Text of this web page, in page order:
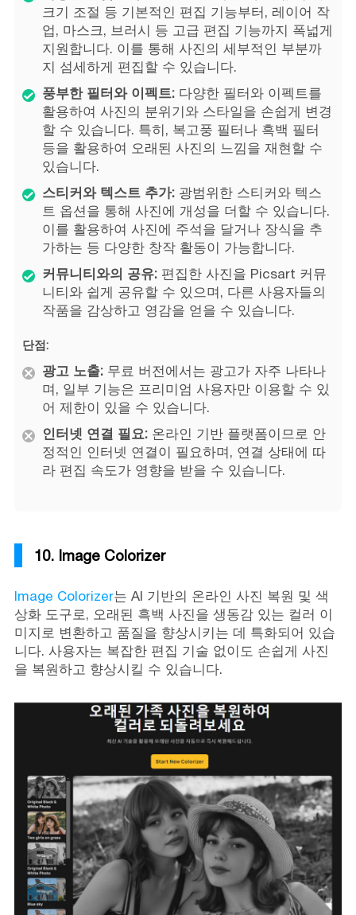
크기 조절 등 기본적인 편집 기능부터, 레이어 작
업, 마스크, 브러시 등 고급 편집 기능까지 폭넓게
지원합니다. 이를 통해 사진의 세부적인 부분까
지 섬세하게 편집할 수 있습니다.
풍부한 필터와 이펙트:다양한 필터와 이펙트를
활용하여 사진의 분위기와 스타일을 손쉽게 변경
할 수 있습니다. 특히, 복고풍 필터나 흑백 필터
등을 활용하여 오래된 사진의 느낌을 재현할 수
있습니다.
스티커와 텍스트 추가:광범위한 스티커와 텍스
트 옵션을 통해 사진에 개성을 더할 수 있습니다.
이를 활용하여 사진에 주석을 달거나 장식을 추
가하는 등 다양한 창작 활동이 가능합니다.
커뮤니티와의 공유:편집한 사진을 Picsart 커뮤
니티와 쉽게 공유할 수 있으며, 다른 사용자들의
작품을 감상하고 영감을 얻을 수 있습니다.
단점:
광고 노출:무료 버전에서는 광고가 자주 나타나
며, 일부 기능은 프리미엄 사용자만 이용할 수 있
어 제한이 있을 수 있습니다.
인터넷 연결 필요:온라인 기반 플랫폼이므로 안
정적인 인터넷 연결이 필요하며, 연결 상태에 따
라 편집 속도가 영향을 받을 수 있습니다.
10. Image Colorizer
Image Colorizer는 AI 기반의 온라인 사진 복원 및 색
상화 도구로, 오래된 흑백 사진을 생동감 있는 컬러 이
미지로 변환하고 품질을 향상시키는 데 특화되어 있습
니다. 사용자는 복잡한 편집 기술 없이도 손쉽게 사진
을 복원하고 향상시킬 수 있습니다.